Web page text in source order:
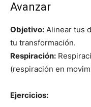
Avanzar
Objetivo: Alinear tus
tu transformación.
Respiración:
(respiración en
Ejercicios: